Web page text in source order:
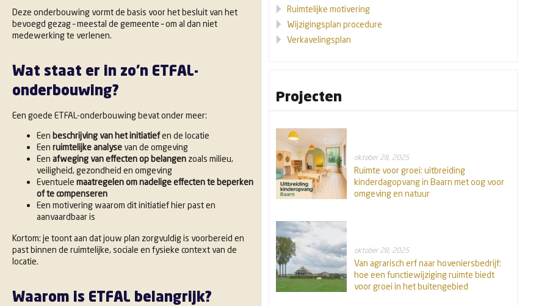
Deze onderbouwing vormt de basis voor het besluit van het
bevoegd gezag – meestal de gemeente – om al dan niet
medewerking te verlenen.
Wat staat er in zo’n ETFAL-
onderbouwing?
Een goede ETFAL-onderbouwing bevat onder meer:
Een beschrijving van het initiatiefen de locatie
Een ruimtelijke analyse van de omgeving
Een afweging van effecten op belangen zoals milieu,
veiligheid, gezondheid en omgeving
Eventuele maatregelen om nadelige effecten te beperken
of te compenseren
Een motivering waarom dit initiatief hier past en
aanvaardbaar is
Kortom: je toont aan dat jouw plan zorgvuldig is voorbereid en
past binnen de ruimtelijke, sociale en fysieke context van de
locatie.
Waarom is ETFAL belangrijk?
Ruimtelijke motivering
Wijzigingsplan procedure
Verkavelingsplan
Projecten
oktober 28, 2025
Ruimte voor groei: uitbreiding
kinderdagopvang in Baarn met oog voor
omgeving en natuur
oktober 28, 2025
Van agrarisch erf naar hoveniersbedrijf:
hoe een functiewijziging ruimte biedt
voor groei in het buitengebied